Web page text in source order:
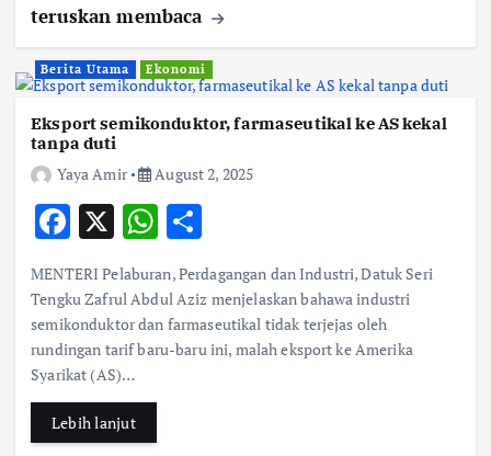
teruskan membaca
Berita Utama Ekonomi
Eksport semikonduktor, farmaseutikal ke AS kekal
tanpa duti
Yaya Amir
August 2, 2025
F
ac
e
b
o
o
k
X W
h
at
s
A
h
ar
e
MENTERI Pelaburan, Perdagangan dan Industri, Datuk Seri
Tengku Zafrul Abdul Aziz menjelaskan bahawa industri
semikonduktor dan farmaseutikal tidak terjejas oleh
rundingan tarif baru-baru ini, malah eksport ke Amerika
Syarikat (AS)…
Lebih lanjut